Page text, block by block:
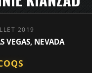
2019
VEGAS, NEVADA